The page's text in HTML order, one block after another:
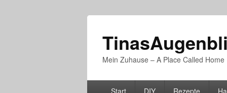
Mein Zuhause – A Place Called Home
PrimäresStart DIY Rezepte